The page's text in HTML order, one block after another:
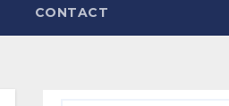
CONTACT